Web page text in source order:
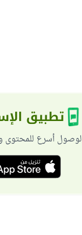
تطبيق
لوصول أسرع للمحتوى